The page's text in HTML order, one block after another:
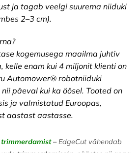
ja tagab veelgi suurema niiduki
2–3 cm).
kogemusega maailma juhtiv
kelle enam kui 4 miljonit klienti on
Automower® robotniiduki
päeval kui ka öösel. Tooted on
ja valmistatud Euroopas,
aastast aastasse.
trimmerdamist–EdgeCut vähendab